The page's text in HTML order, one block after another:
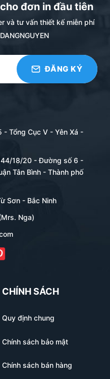
đơn in đầu tiên
và tư vấn thiết kế miễn phí
- Tổng Cục V - Yên Xá -
18/20 - Đường số 6 -
Tân Bình - Thành phố
Sơn - Bắc Ninh
Nga)
CHÍNH SÁCH
Quy định chung
Chính sách bảo mật
Chính sách bán hàng